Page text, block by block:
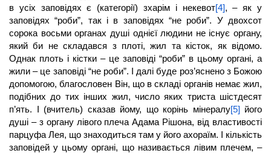
в усіх заповідях є (категорії) зхарім і некевот[4], – як у
заповідях “роби”, так і в заповідях “не роби”. У двохсот
сорока восьми органах душі однієї людини не існує органу,
який би не складався з плоті, жил та кісток, як відомо.
Однак плоть і кістки – це заповіді “роби” в цьому органі, а
жили – це заповіді “не роби”. І далі буде роз’яснено з Божою
допомогою, благословен Він, що в складі органів немає жил,
подібних до тих інших жил, число яких триста шістдесят
п’ять. І (вчитель) сказав йому, що корінь мінералу[5] його
душі – з органу лівого плеча Адама Рішона, від властивості
парцуфа Лея, що знаходиться там у його ахораїм. І кількість
заповідей у цьому органі, що називається лівим плечем, –